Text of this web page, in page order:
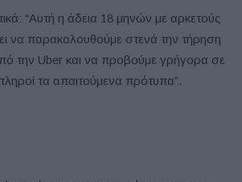
“Αυτή η άδεια 18 μηνών με αρκετούς
να παρακολουθούμε στενά την τήρηση
την Uber και να προβούμε γρήγορα σε
τα απαιτούμενα πρότυπα”.